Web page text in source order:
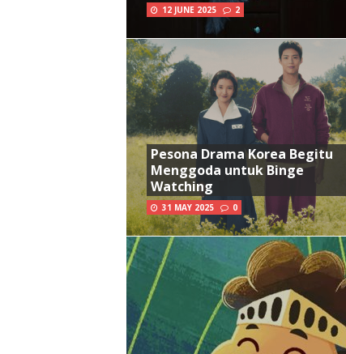
12 JUNE 2025 2
Pesona Drama Korea Begitu
Menggoda untuk Binge
Watching
31 MAY 2025 0